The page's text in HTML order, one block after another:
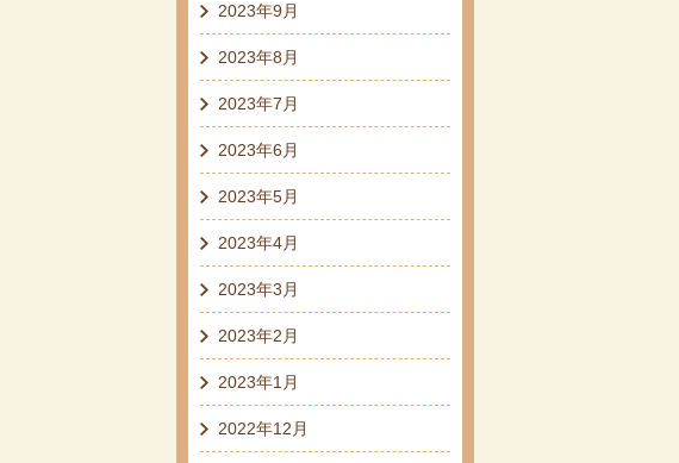
2023年9月
2023年8月
2023年7月
2023年6月
2023年5月
2023年4月
2023年3月
2023年2月
2023年1月
2022年12月